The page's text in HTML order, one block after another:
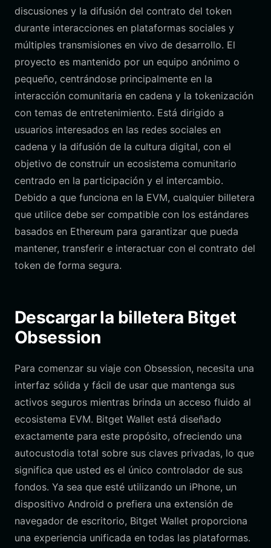
discusiones y la difusión del contrato del token
durante interacciones en plataformas sociales y
múltiples transmisiones en vivo de desarrollo. El
proyecto es mantenido por un equipo anónimo o
pequeño, centrándose principalmente en la
interacción comunitaria en cadena y la tokenización
con temas de entretenimiento. Está dirigido a
usuarios interesados en las redes sociales en
cadena y la difusión de la cultura digital, con el
objetivo de construir un ecosistema comunitario
centrado en la participación y el intercambio.
Debido a que funciona en la EVM, cualquier billetera
que utilice debe ser compatible con los estándares
basados en Ethereum para garantizar que pueda
mantener, transferir e interactuar con el contrato del
token de forma segura.
Descargar la billetera Bitget
Obsession
Para comenzar su viaje con Obsession, necesita una
interfaz sólida y fácil de usar que mantenga sus
activos seguros mientras brinda un acceso fluido al
ecosistema EVM. Bitget Wallet está diseñado
exactamente para este propósito, ofreciendo una
autocustodia total sobre sus claves privadas, lo que
significa que usted es el único controlador de sus
fondos. Ya sea que esté utilizando un iPhone, un
dispositivo Android o prefiera una extensión de
navegador de escritorio, Bitget Wallet proporciona
una experiencia unificada en todas las plataformas.